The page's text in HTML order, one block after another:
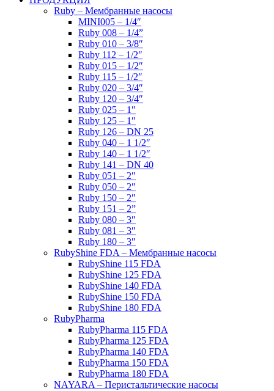
Ruby – Мембранные насосы
MINI005 – 1/4″
Ruby 008 – 1/4”
Ruby 010 – 3/8″
Ruby 112 – 1/2″
Ruby 015 – 1/2″
Ruby 115 – 1/2″
Ruby 020 – 3/4″
Ruby 120 – 3/4″
Ruby 025 – 1″
Ruby 125 – 1″
Ruby 126 – DN 25
Ruby 040 – 1 1/2″
Ruby 140 – 1 1/2″
Ruby 141 – DN 40
Ruby 051 – 2″
Ruby 050 – 2″
Ruby 150 – 2″
Ruby 151 – 2”
Ruby 080 – 3″
Ruby 081 – 3″
Ruby 180 – 3″
RubyShine FDA – Мембранные насосы
RubyShine 115 FDA
RubyShine 125 FDA
RubyShine 140 FDA
RubyShine 150 FDA
RubyShine 180 FDA
RubyPharma
RubyPharma 115 FDA
RubyPharma 125 FDA
RubyPharma 140 FDA
RubyPharma 150 FDA
RubyPharma 180 FDA
NAYARA – Перистальтические насосы